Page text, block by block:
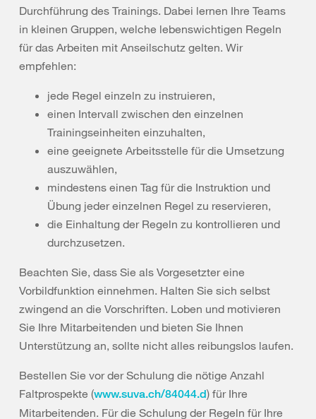
Durchführung des Trainings. Dabei lernen Ihre Teams
in kleinen Gruppen, welche lebenswichtigen Regeln
für das Arbeiten mit Anseilschutz gelten. Wir
empfehlen:
jede Regel einzeln zu instruieren,
einen Intervall zwischen den einzelnen
Trainingseinheiten einzuhalten,
eine geeignete Arbeitsstelle für die Umsetzung
auszuwählen,
mindestens einen Tag für die Instruktion und
Übung jeder einzelnen Regel zu reservieren,
die Einhaltung der Regeln zu kontrollieren und
durchzusetzen.
Beachten Sie, dass Sie als Vorgesetzter eine
Vorbildfunktion einnehmen. Halten Sie sich selbst
zwingend an die Vorschriften. Loben und motivieren
Sie Ihre Mitarbeitenden und bieten Sie Ihnen
Unterstützung an, sollte nicht alles reibungslos laufen.
Bestellen Sie vor der Schulung die nötige Anzahl
Faltprospekte (www.suva.ch/84044.d) für Ihre
Mitarbeitenden. Für die Schulung der Regeln für Ihre